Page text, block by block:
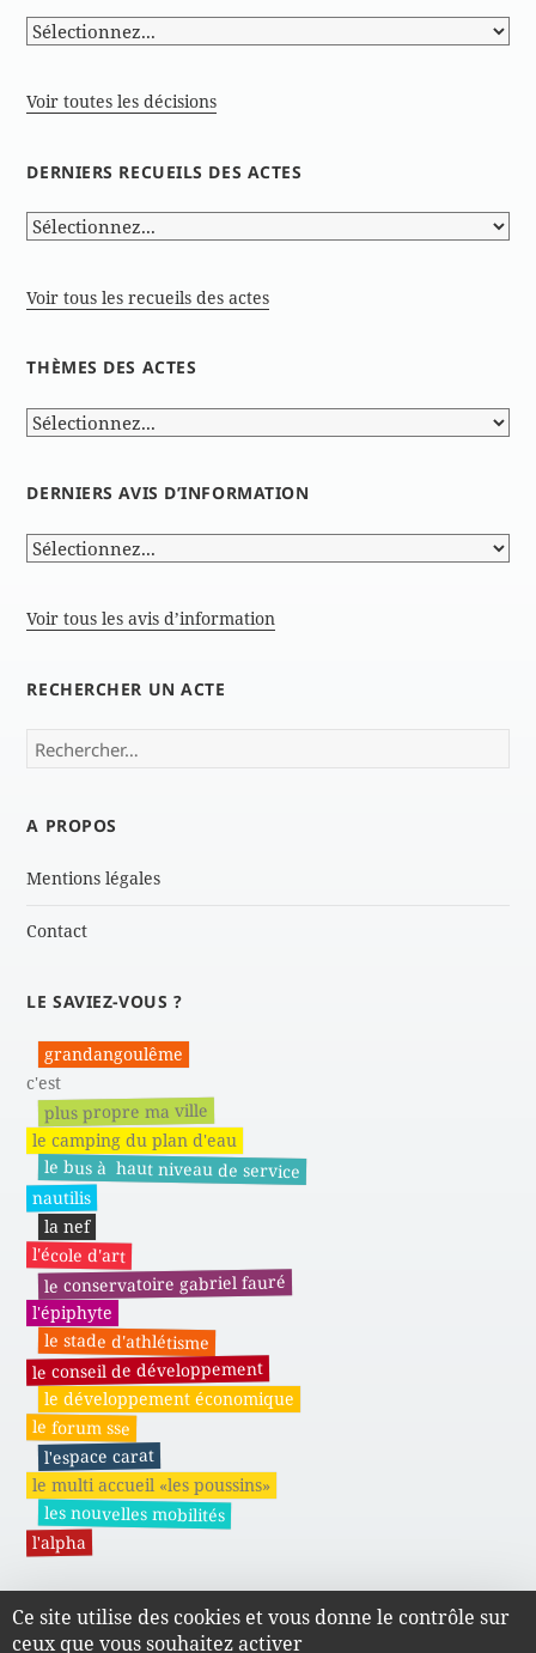
Voir toutes les décisions
DERNIERS RECUEILS DES ACTES
Voir tous les recueils des actes
THÈMES DES ACTES
DERNIERS AVIS D’INFORMATION
Voir tous les avis d’information
RECHERCHER UN ACTE
Rechercher :
A PROPOS
Mentions légales
Contact
LE SAVIEZ-VOUS ?
grandangoulême
c'est
plus propre ma ville
le camping du plan d'eau
le bus à haut niveau de service
nautilis
la nef
l'école d'art
le conservatoire gabriel fauré
l'épiphyte
le stade d'athlétisme
le conseil de développement
le développement économique
le forum sse
l'espace carat
le multi accueil «les poussins»
les nouvelles mobilités
l'alpha
Actes administratifs du SMAPE
Ce site utilise des cookies et vous donne le contrôle sur
ceux que vous souhaitez activer